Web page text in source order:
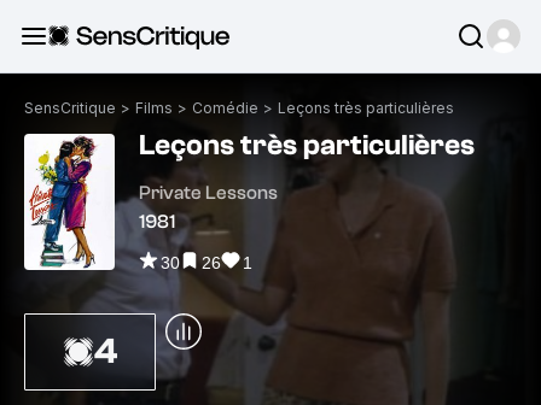
SensCritique > Films > Comédie > Leçons très particulières
Leçons très particulières
Private Lessons
1981
30 26 1
4